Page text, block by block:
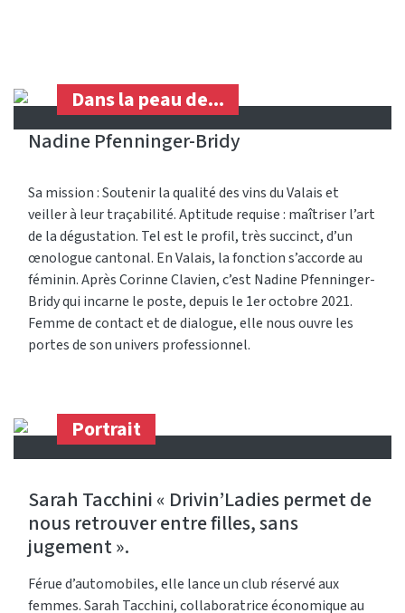
Dans la peau de...
Nadine Pfenninger-Bridy
Sa mission : Soutenir la qualité des vins du Valais et
veiller à leur traçabilité. Aptitude requise : maîtriser l’art
de la dégustation. Tel est le profil, très succinct, d’un
œnologue cantonal. En Valais, la fonction s’accorde au
féminin. Après Corinne Clavien, c’est Nadine Pfenninger-
Bridy qui incarne le poste, depuis le 1er octobre 2021.
Femme de contact et de dialogue, elle nous ouvre les
portes de son univers professionnel.
Portrait
Sarah Tacchini « Drivin’Ladies permet de
nous retrouver entre filles, sans
jugement ».
Férue d’automobiles, elle lance un club réservé aux
femmes. Sarah Tacchini, collaboratrice économique au